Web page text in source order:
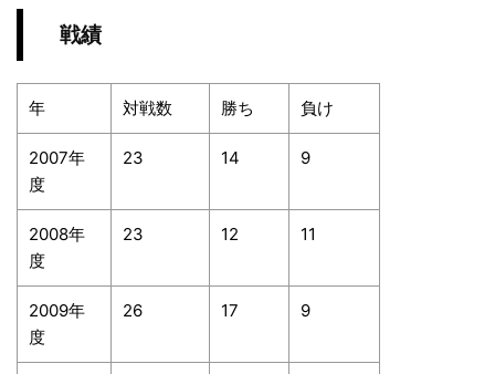
戦績
年 対戦数 勝ち 負け
2007年
度
23 14 9
2008年
度
23 12 11
2009年
度
26 17 9